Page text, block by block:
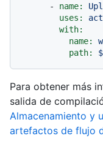
- name:
uses:
with:
name:
path:
Para obtener más
salida de
Almacenamiento y
artefactos de flujo